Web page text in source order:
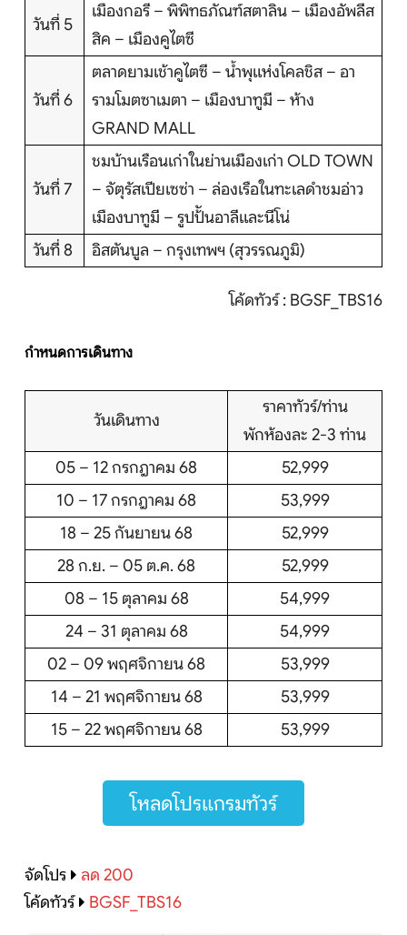
วันที่ 5
เมืองกอรี – พิพิทธภัณฑ์สตาลิน – เมืองอัพลีส
สิค – เมืองคูไตซี
วันที่ 6
ตลาดยามเช้าคูไตซี – น้ำพุแห่งโคลชิส – อา
รามโมตซาเมตา – เมืองบาทูมี – ห้าง
GRAND MALL
วันที่ 7
ชมบ้านเรือนเก่าในย่านเมืองเก่า OLD TOWN
– จัตุรัสเปียเซซ่า – ล่องเรือในทะเลดำชมอ่าว
เมืองบาทูมี – รูปป้ันอาลีและนีโน่
วันที่ 8
อิสตันบูล – กรุงเทพฯ (สุวรรณภูมิ)
โค้ดทัวร์ : BGSF_TBS16
กำหนดการเดินทาง
วันเดินทาง
ราคาทัวร์/ท่าน
พักห้องละ 2-3 ท่าน
05 – 12 กรกฎาคม 68
52,999
10 – 17 กรกฎาคม 68
53,999
18 – 25 กันยายน 68
52,999
28 ก.ย. – 05 ต.ค. 68
52,999
08 – 15 ตุลาคม 68
54,999
24 – 31 ตุลาคม 68
54,999
02 – 09 พฤศจิกายน 68
53,999
14 – 21 พฤศจิกายน 68
53,999
15 – 22 พฤศจิกายน 68
53,999
โหลดโปรแกรมทัวร์
จัดโปร
ลด 200
โค้ดทัวร์
BGSF_TBS16